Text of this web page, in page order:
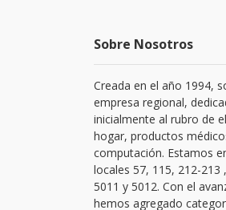
Sobre Nosotros
Creada en el año 1994,
empresa regional,
inicialmente al rubro de
hogar, productos
computación. Estamos
locales 57, 115, 212-213
5011 y 5012. Con el
hemos agregado